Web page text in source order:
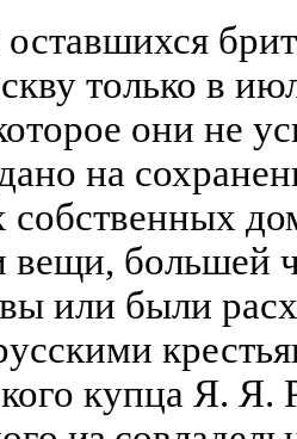
только в
они не
на
собственных
большей
или были
купца Я. Я.